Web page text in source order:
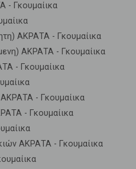
- Γκουμαίικα
ΑΚΡΑΤΑ - Γκουμαίικα
ΑΚΡΑΤΑ - Γκουμαίικα
- Γκουμαίικα
- Γκουμαίικα
- Γκουμαίικα
ΑΚΡΑΤΑ - Γκουμαίικα